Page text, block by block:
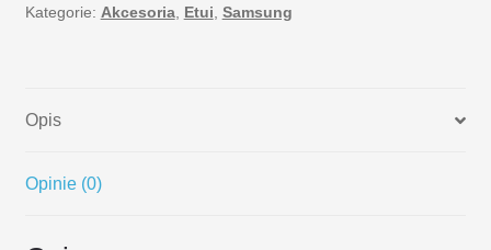
Standing
8
Blue
Kategorie: Akcesoria, Etui Samsung
Opis
Opinie (0)